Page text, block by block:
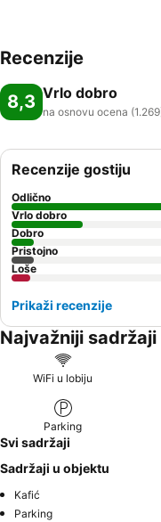
Recenzije
8,3 Vrlo dobro
na osnovu ocena
Recenzije gostiju
Odlično
Vrlo dobro
Dobro
Pristojno
Loše
Prikaži recenzije
Najvažniji sadržaji
WiFi u lobiju
Parking
Svi sadržaji
Sadržaji u objektu
Kafić
Parking